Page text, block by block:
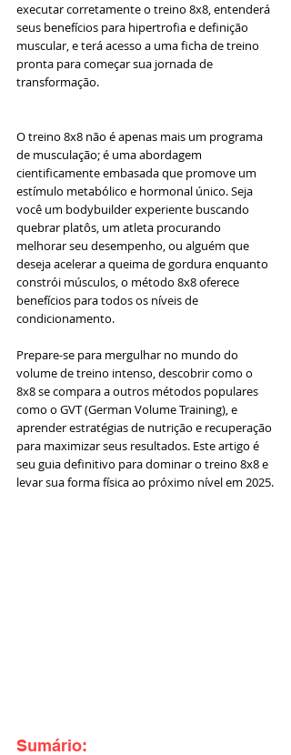
executar corretamente o treino 8x8, entenderá
seus benefícios para hipertrofia e definição
muscular, e terá acesso a uma ficha de treino
pronta para começar sua jornada de
transformação.
O treino 8x8 não é apenas mais um programa
de musculação; é uma abordagem
cientificamente embasada que promove um
estímulo metabólico e hormonal único. Seja
você um bodybuilder experiente buscando
quebrar platôs, um atleta procurando
melhorar seu desempenho, ou alguém que
deseja acelerar a queima de gordura enquanto
constrói músculos, o método 8x8 oferece
benefícios para todos os níveis de
condicionamento.
Prepare-se para mergulhar no mundo do
volume de treino intenso, descobrir como o
8x8 se compara a outros métodos populares
como o GVT (German Volume Training), e
aprender estratégias de nutrição e recuperação
para maximizar seus resultados. Este artigo é
seu guia definitivo para dominar o treino 8x8 e
levar sua forma física ao próximo nível em 2025.
Sumário: